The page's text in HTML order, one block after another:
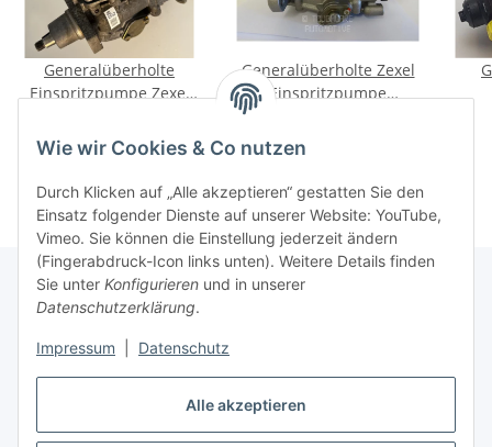
Alle akzeptieren
Wie wir Cookies & Co nutzen
Durch Klicken auf „Alle akzeptieren“ gestatten Sie den
Einsatz folgender Dienste auf unserer Website: YouTube,
Vimeo. Sie können die Einstellung jederzeit ändern
(Fingerabdruck-Icon links unten). Weitere Details finden
Sie unter Konfigurieren und in unserer
Datenschutzerklärung.
Impressum Datenschutz
Generalüberholte
Einspritzpumpe Zexel
Ranger, Mazda B-Serie
BT50 2.5 D TD
Generalüberholte Zexel
Einspritzpumpe
16700WD001 109431-
2023 für Nissan AD